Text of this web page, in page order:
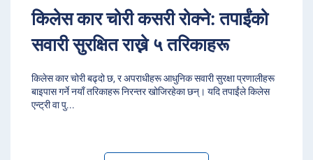
किलेस कार चोरी कसरी रोक्ने: तपाईंको
सवारी सुरक्षित राख्ने ५ तरिकाहरू
किलेस कार चोरी बढ्दो छ, र अपराधीहरू आधुनिक सवारी सुरक्षा प्रणालीहरू
बाइपास गर्ने नयाँ तरिकाहरू निरन्तर खोजिरहेका छन्। यदि तपाईंले किलेस
एन्ट्री वा पु...